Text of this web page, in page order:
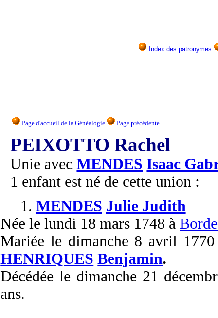
Index des patronymes
Page d'accueil de la Généalogie Page précédente
PEIXOTTO Rachel
Unie avecMENDES Isaac
1 enfant est né de cette union :
1. MENDES Julie Judith
Née le lundi 18 mars 1748 à
Mariée le dimanche 8 avril
HENRIQUES Benjamin.
Décédée le dimanche 21
ans.